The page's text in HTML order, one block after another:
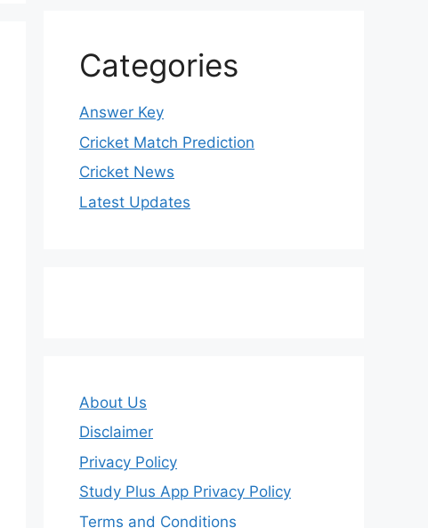
Categories
Answer Key
Cricket Match Prediction
Cricket News
Latest Updates
About Us
Disclaimer
Privacy Policy
Study Plus App Privacy Policy
Terms and Conditions